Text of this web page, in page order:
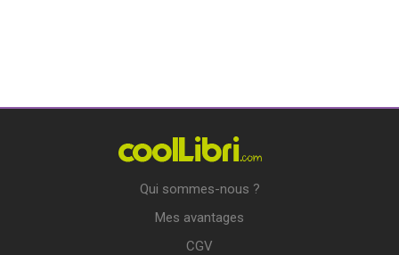
Qui sommes-nous ?
Mes avantages
CGV